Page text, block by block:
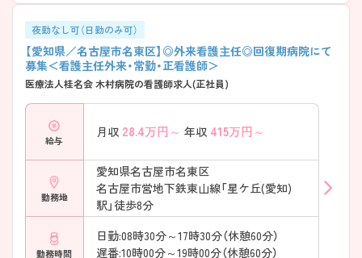
夜勤なし可（日勤のみ可）
【愛知県／名古屋市名東区】◎外来看護主任◎回復期病院にて
募集＜看護主任外来・常勤・正看護師＞
医療法人桂名会 木村病院の看護師求人(正社員)
給与
月収 28.4万円～ 年収 415万円～
勤務地
愛知県名古屋市名東区
名古屋市営地下鉄東山線「星ケ丘(愛知)
駅」徒歩8分
勤務時間
日勤:08時30分～17時30分（休憩60分）
遅番:10時00分～19時00分（休憩60分）